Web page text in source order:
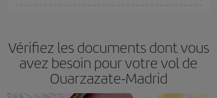
billets, plus vous bénéficiez de prix économiques. De plus, en
restant flexible sur les dates et les horaires de vol lors de votre
recherche, vous pourrezchoisir le prix le plus économique.
Vérifiez les documents dont vous
avez besoin pour votre vol de
Ouarzazate-Madrid